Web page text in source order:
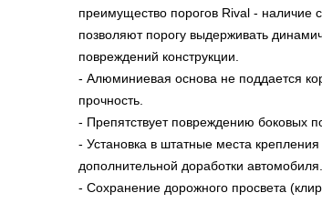
преимущество порогов Rival - наличие
позволяют порогу выдерживать
повреждений конструкции.
- Алюминиевая основа не поддается
прочность.
- Препятствует повреждению боковых
- Установка в штатные места
дополнительной доработки автомобиля.
- Сохранение дорожного просвета